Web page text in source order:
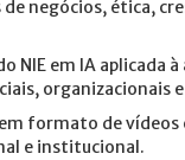
negócios, ética,
NIE em IA aplicada
organizacionais
formato de vídeos
e institucional.